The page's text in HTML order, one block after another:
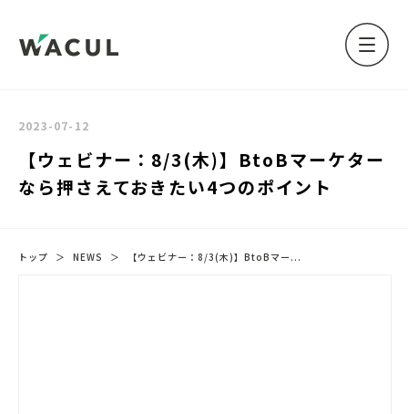
2023-07-12
【ウェビナー：8/3(木)】BtoBマーケター
なら押さえておきたい4つのポイント
トップ ＞ NEWS ＞ 【ウェビナー：8/3(木)】BtoBマー...